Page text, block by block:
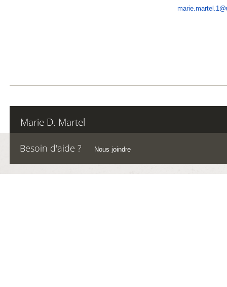
Marie D. Martel
Besoin d'aide ? Nous joindre